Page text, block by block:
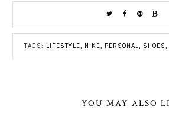
TAGS: LIFESTYLE, NIKE, PERSONAL, SHOES,
YOU MAY ALSO